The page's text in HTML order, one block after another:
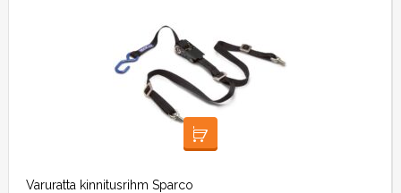
LISA KORVI
Varuratta kinnitusrihm Sparco